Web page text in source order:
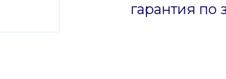
гарантия по